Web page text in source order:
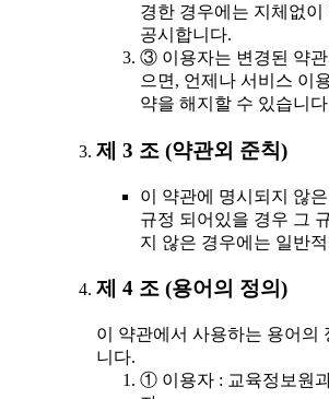
경한 경우에는 지체없
공시합니다.
③ 이용자는 변경된 약
으면, 언제나 서비스 이
약을 해지할 수 있습니
제 3 조 (약관외 준칙)
이 약관에 명시되지 않
규정 되어있을 경우 그
지 않은 경우에는 일반
제 4 조 (용어의 정의)
이 약관에서 사용하는 용어의
니다.
① 이용자 : 교육정보원